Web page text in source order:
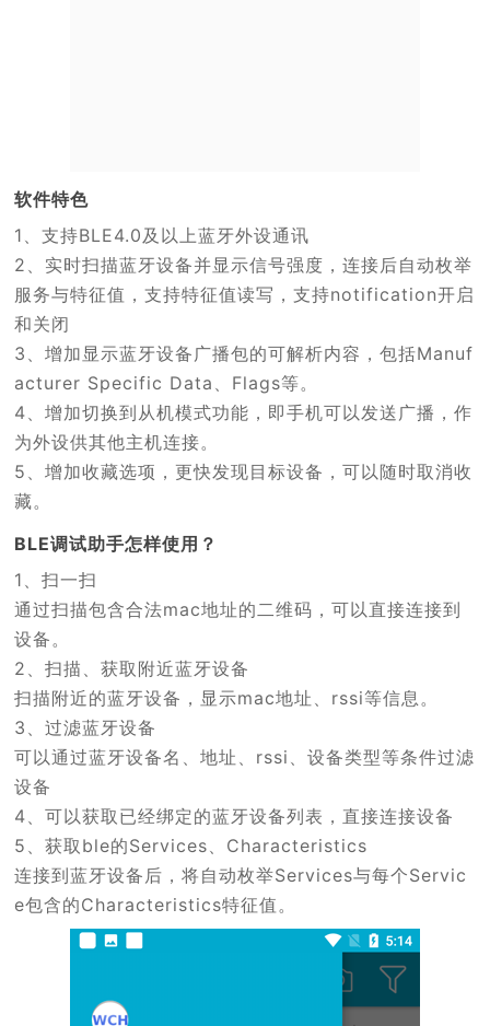
软件特色
1、支持BLE4.0及以上蓝牙外设通讯
2、实时扫描蓝牙设备并显示信号强度，连接后自动枚举
服务与特征值，支持特征值读写，支持notification开启
和关闭
3、增加显示蓝牙设备广播包的可解析内容，包括Manuf
acturer Specific Data、Flags等。
4、增加切换到从机模式功能，即手机可以发送广播，作
为外设供其他主机连接。
5、增加收藏选项，更快发现目标设备，可以随时取消收
藏。
BLE调试助手怎样使用？
1、扫一扫
通过扫描包含合法mac地址的二维码，可以直接连接到
设备。
2、扫描、获取附近蓝牙设备
扫描附近的蓝牙设备，显示mac地址、rssi等信息。
3、过滤蓝牙设备
可以通过蓝牙设备名、地址、rssi、设备类型等条件过滤
设备
4、可以获取已经绑定的蓝牙设备列表，直接连接设备
5、获取ble的Services、Characteristics
连接到蓝牙设备后，将自动枚举Services与每个Servic
e包含的Characteristics特征值。